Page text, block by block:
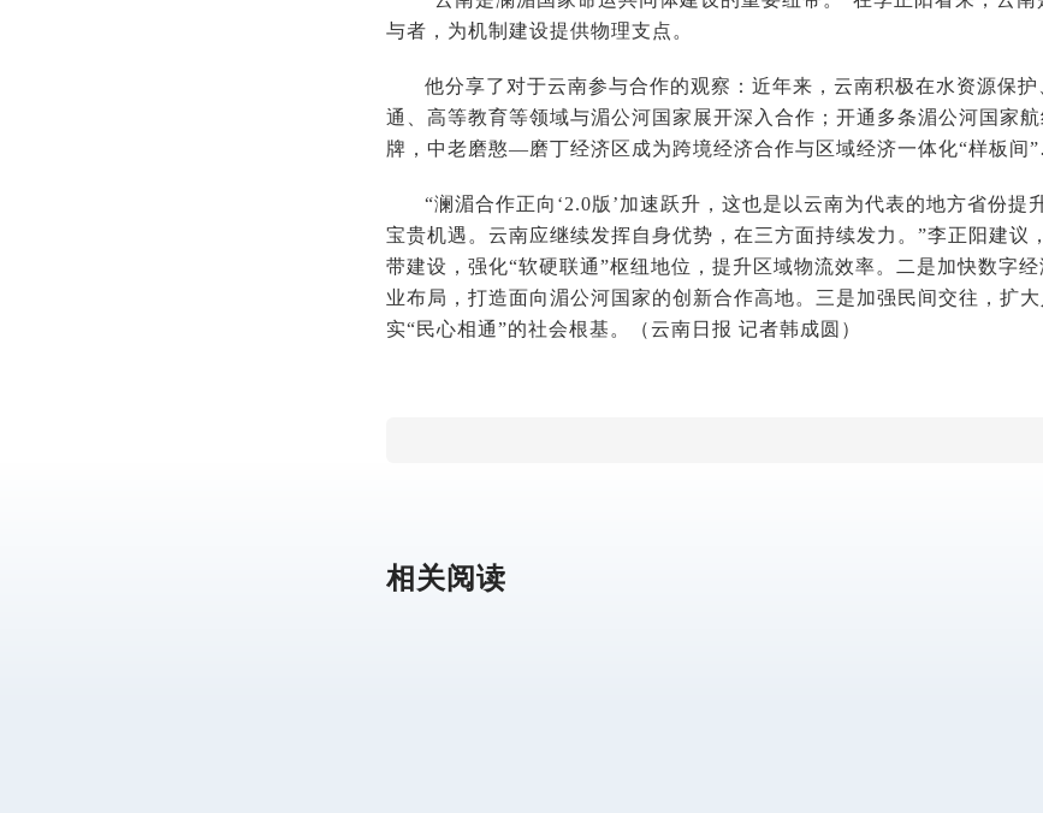
与者，为机制建设提供物理支点。
他分享了对于云南参与合作的观察：近年来，云南积极在水资源保
通、高等教育等领域与湄公河国家展开深入合作；开通多条湄公河国家
牌，中老磨憨—磨丁经济区成为跨境经济合作与区域经济一体化“样板
“澜湄合作正向‘2.0版’加速跃升，这也是以云南为代表的地方省份提
宝贵机遇。云南应继续发挥自身优势，在三方面持续发力。”李正阳建议
带建设，强化“软硬联通”枢纽地位，提升区域物流效率。二是加快数字
业布局，打造面向湄公河国家的创新合作高地。三是加强民间交往，扩
实“民心相通”的社会根基。（云南日报 记者韩成圆）
相关阅读